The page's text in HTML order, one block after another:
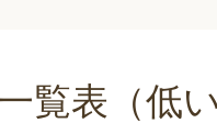
覧表（低